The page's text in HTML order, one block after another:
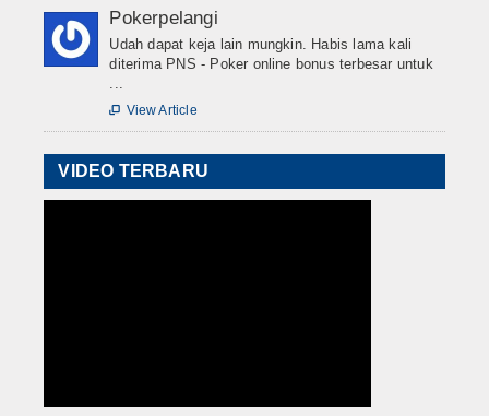
Pokerpelangi
Udah dapat keja lain mungkin. Habis lama kali
diterima PNS - Poker online bonus terbesar untuk
 View Article
VIDEO TERBARU